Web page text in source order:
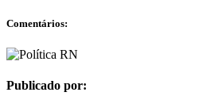
Comentários:
Publicado por: